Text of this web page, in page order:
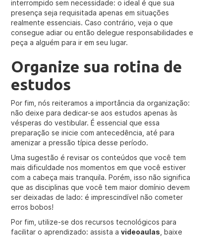
interrompido sem necessidade: o ideal é que sua
presença seja requisitada apenas em situações
realmente essenciais. Caso contrário, veja o que
consegue adiar ou então delegue responsabilidades e
peça a alguém para ir em seu lugar.
Organize sua rotina de
estudos
Por fim, nós reiteramos a importância da organização:
não deixe para dedicar-se aos estudos apenas às
vésperas do vestibular. É essencial que essa
preparação se inicie com antecedência, até para
amenizar a pressão típica desse período.
Uma sugestão é revisar os conteúdos que você tem
mais dificuldade nos momentos em que você estiver
com a cabeça mais tranquila. Porém, isso não significa
que as disciplinas que você tem maior domínio devem
ser deixadas de lado: é imprescindível não cometer
erros bobos!
Por fim, utilize-se dos recursos tecnológicos para
facilitar o aprendizado: assista avideoaulas , baixe